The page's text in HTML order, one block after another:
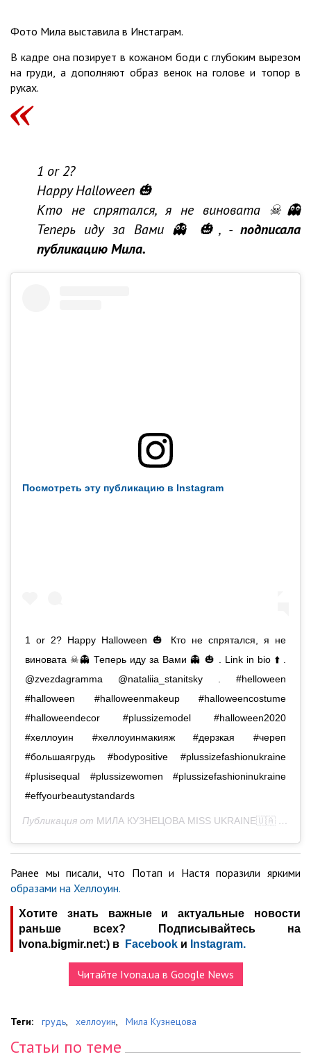
Фото Мила выставила в Инстаграм.
В кадре она позирует в кожаном боди с глубоким вырезом
на груди, а дополняют образ венок на голове и топор в
руках.
1 оr 2?
Happy Halloween 🎃
Кто не спрятался, я не виновата ☠👻
Теперь иду за Вами 👻 🎃, - подписала
публикацию Мила.
Посмотреть эту публикацию в Instagram
1 оr 2? Happy Halloween 🎃 Кто не спрятался, я не
виновата ☠👻 Теперь иду за Вами 👻 🎃 . Link in bio ⬆️ .
@zvezdagramma @nataliia_stanitsky . #helloween
#halloween #halloweenmakeup #halloweencostume
#halloweendecor #plussizemodel #halloween2020
#хеллоуин #хеллоуинмакияж #дерзкая #череп
#большаягрудь #bodypositive #plussizefashionukraine
#plusisequal #plussizewomen #plussizefashioninukraine
#effyourbeautystandards
Публикация от МИЛА КУЗНЕЦОВА MISS UKRAINE🇺🇦
Ранее мы писали, что Потап и Настя поразили яркими
образами на Хеллоуин.
Хотите знать важные и актуальные новости
раньше всех? Подписывайтесь на
Ivona.bigmir.net:) в
Facebook и Instagram.
Читайте Ivona.ua в Google News
Теги: грудь, хеллоуин, Мила Кузнецова
Статьи по теме